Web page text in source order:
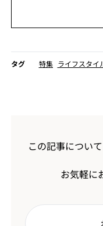
タグ 特集 ライフスタイ
この記事につい
お気軽に